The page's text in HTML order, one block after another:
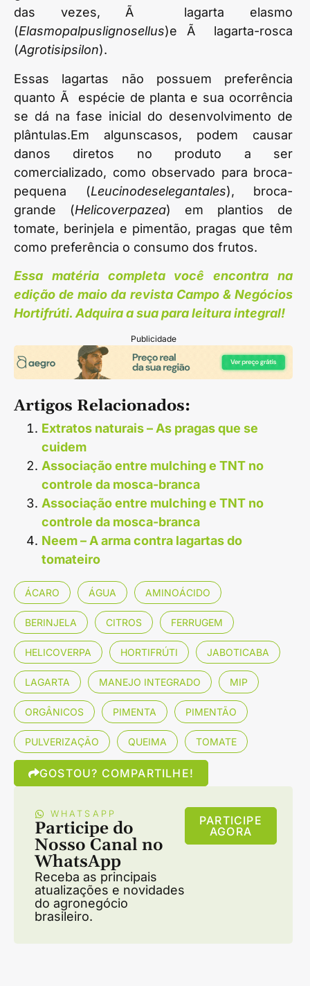
das vezes, Ã lagarta elasmo
(Elasmopalpuslignosellus)e Ã lagarta-rosca
(Agrotisipsilon).
Essas lagartas não possuem preferência
quanto Ã espécie de planta e sua ocorrência
se dá na fase inicial do desenvolvimento de
plântulas.Em algunscasos, podem causar
danos diretos no produto a ser
comercializado, como observado para broca-
pequena (Leucinodeselegantales), broca-
grande (Helicoverpazea) em plantios de
tomate, berinjela e pimentão, pragas que têm
como preferência o consumo dos frutos.
Essa matéria completa você encontra na
edição de maio da revista Campo & Negócios
Hortifrúti. Adquira a sua para leitura integral!
Publicidade
Artigos Relacionados:
Extratos naturais – As pragas que se
cuidem
Associação entre mulching e TNT no
controle da mosca-branca
Associação entre mulching e TNT no
controle da mosca-branca
Neem – A arma contra lagartas do
tomateiro
ÁCARO ÁGUA AMINOÁCIDO
BERINJELA CITROS FERRUGEM
HELICOVERPA HORTIFRÚTI JABOTICABA
LAGARTA MANEJO INTEGRADO MIP
ORGÂNICOS PIMENTA PIMENTÃO
PULVERIZAÇÃO QUEIMA TOMATE
GOSTOU? COMPARTILHE!
WHATSAPP
Participe do
Nosso Canal no
WhatsApp
Receba as principais
atualizações e novidades
do agronegócio
brasileiro.
PARTICIPE
AGORA